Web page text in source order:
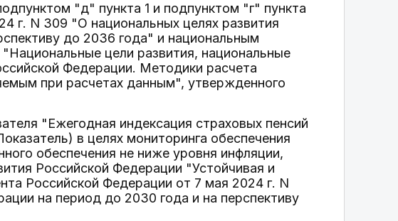
"д" пункта 1 и подпунктом "г" пункта
г. N 309 "О национальных целях развития
до 2036 года" и национальным
цели развития, национальные
Федерации. Методики расчета
при расчетах данным", утвержденного
"Ежегодная индексация страховых пенсий
в целях мониторинга обеспечения
обеспечения не ниже уровня инфляции,
Российской Федерации "Устойчивая и
Российской Федерации от 7 мая 2024 г. N
на период до 2030 года и на перспективу